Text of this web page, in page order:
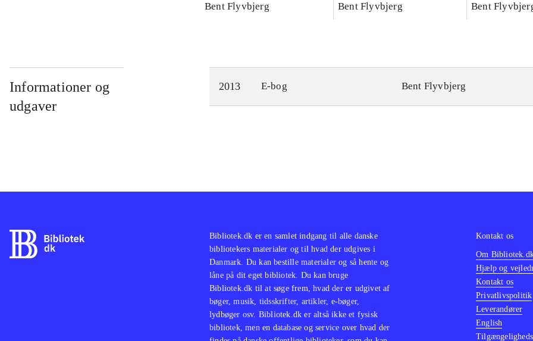
videnskab
Bent Flyvbjerg
videnskab
Bent Flyvbjerg
videnskab
Bent
Informationer og
udgaver
2013 E-bog Bent Flyvbjerg
Bibliotek.dk er en samlet indgang til alle danske
bibliotekers materialer og til hvad der udgives i
Danmark. Du kan bestille materialer og så hente og
låne på dit eget bibliotek. Du kan bruge
Bibliotek.dk til at søge frem, hvad der er udgivet af
bøger, musik, tidsskrifter, artikler, e-bøger,
lydbøger osv. Bibliotek.dk er altså ikke et fysisk
bibliotek, men en database og service over hvad der
Kontakt os
Om
Hjælp og
Kontakt os
Privatlivspolitik
Leverandører
English